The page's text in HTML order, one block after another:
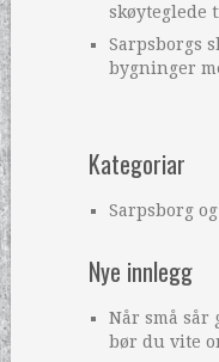
skøyteglede
Sarpsborgs
bygninger
Kategoriar
Sarpsborg
Nye innlegg
Når små sår
bør du vite